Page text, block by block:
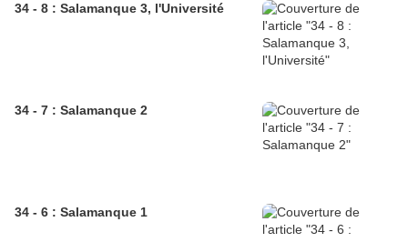
34 - 8 : Salamanque 3, l'Université
34 - 7 : Salamanque 2
34 - 6 : Salamanque 1